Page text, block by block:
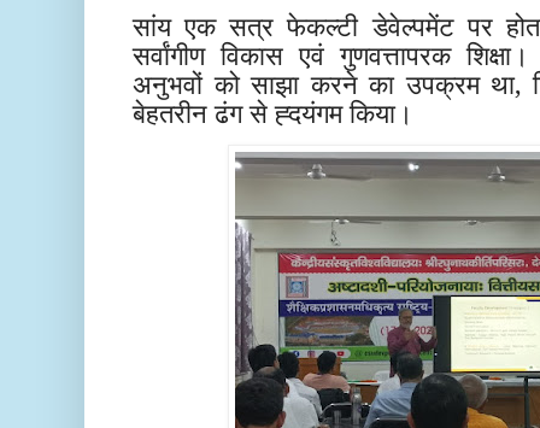
सांय एक सत्र फेकल्टी डेवेल्पमेंट पर
सर्वांगीण विकास एवं गुणवत्तापरक
अनुभवों को साझा करने का उपक्रम था,
बेहतरीन ढंग से ह्दयंगम किया।